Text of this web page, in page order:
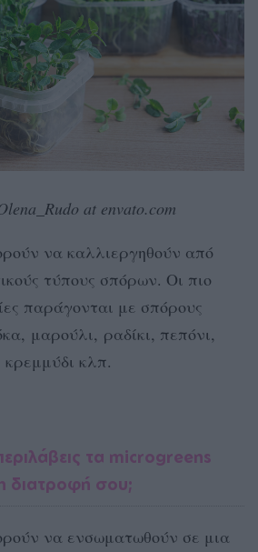
at envato.com
να καλλιεργηθούν από
τύπους σπόρων. Οι πιο
παράγονται με σπόρους
μαρούλι, ραδίκι, πεπόνι,
κλπ.
τα microgreens
διατροφή σου;
να ενσωματωθούν σε μια